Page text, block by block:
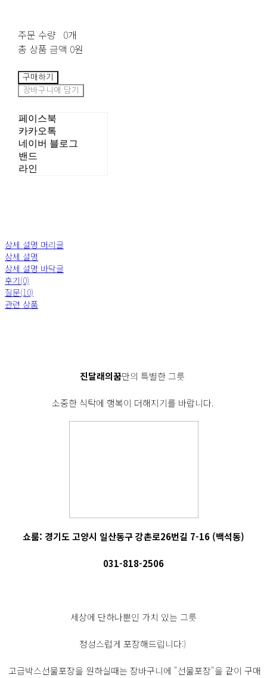
주문 수량 0개
총 상품 금액 0원
구매하기
장바구니에 담기
페이스북
카카오톡
네이버 블로그
밴드
라인
상세 설명 머리글
상세 설명
상세 설명 바닥글
후기(0)
질문(10)
관련 상품
진달래의꿈만의 특별한 그릇
소중한 식탁에 행복이 더해지기를 바랍니다.
쇼룸: 경기도 고양시 일산동구 강촌로26번길 7-16 (백석동)
031-818-2506
세상에 단하나뿐인 가치 있는 그릇
정성스럽게 포장해드립니다:)
고급박스선물포장을 원하실때는 장바구니에 "선물포장"을 같이 구매